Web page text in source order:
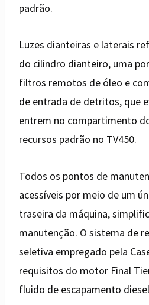
padrão.
Luzes dianteiras e laterais
do cilindro dianteiro, uma
filtros remotos de óleo e
de entrada de detritos, que
entrem no compartimento
recursos padrão no TV450.
Todos os pontos de
acessíveis por meio de um
traseira da máquina,
manutenção. O sistema de
seletiva empregado pela
requisitos do motor Final
fluido de escapamento